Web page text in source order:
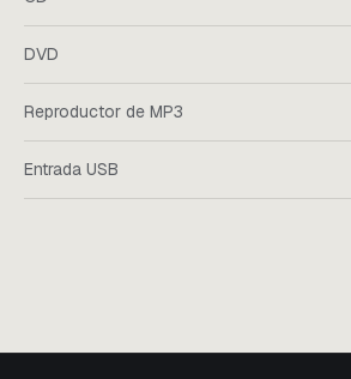
DVD
Reproductor de MP3
Entrada USB